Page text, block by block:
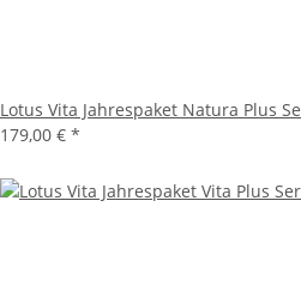
Lotus Vita Jahrespaket Natura Plus
179,00 € *